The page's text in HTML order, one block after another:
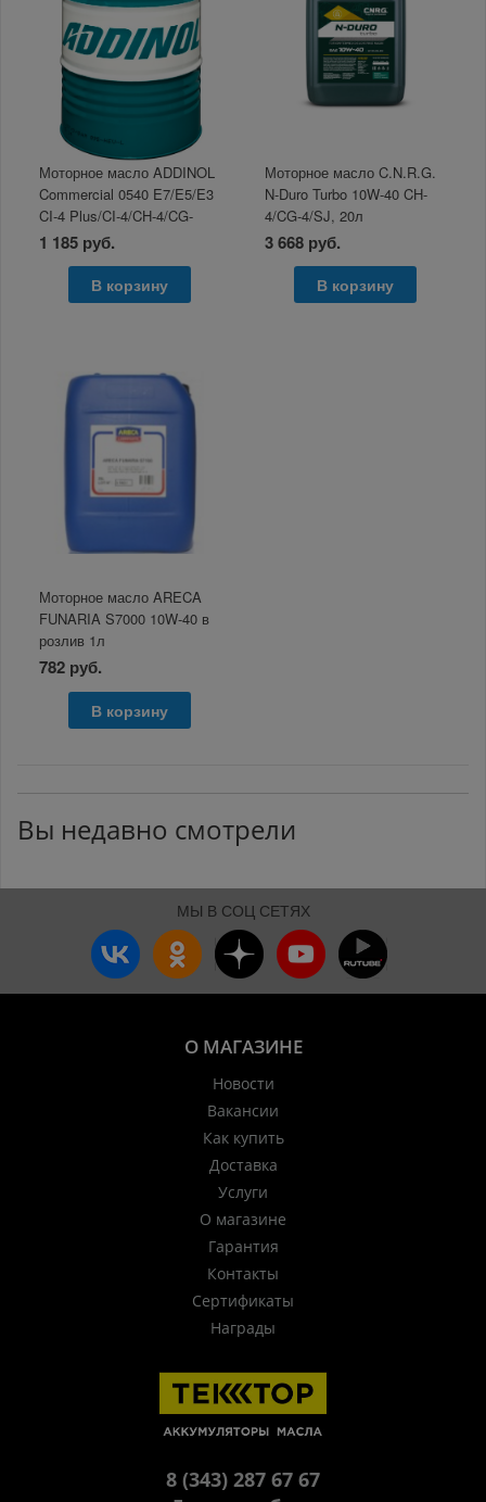
Моторное масло ADDINOL
Commercial 0540 E7/E5/E3
CI-4 Plus/CI-4/CH-4/CG-
4/CF-4/SL/SJ в розлив
1 185 руб.
В корзину
Моторное масло C.N.R.G.
N-Duro Turbo 10W-40 CH-
4/CG-4/SJ, 20л
3 668 руб.
В корзину
Моторное масло ARECA
FUNARIA S7000 10W-40 в
розлив 1л
782 руб.
В корзину
Вы недавно смотрели
МЫ В СОЦ СЕТЯХ
О МАГАЗИНЕ
Новости
Вакансии
Как купить
Доставка
Услуги
О магазине
Гарантия
Контакты
Сертификаты
Награды
8 (343) 287 67 67